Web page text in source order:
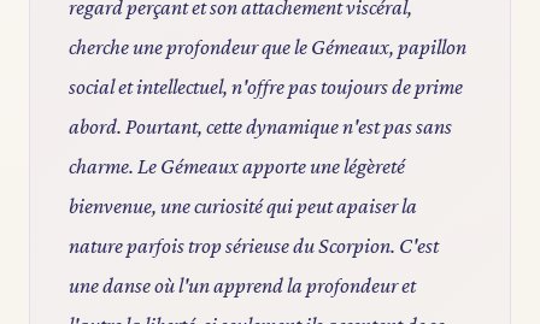
regard perçant et son attachement viscéral,
cherche une profondeur que le Gémeaux, papillon
social et intellectuel, n'offre pas toujours de prime
abord. Pourtant, cette dynamique n'est pas sans
charme. Le Gémeaux apporte une légèreté
bienvenue, une curiosité qui peut apaiser la
nature parfois trop sérieuse du Scorpion. C'est
une danse où l'un apprend la profondeur et